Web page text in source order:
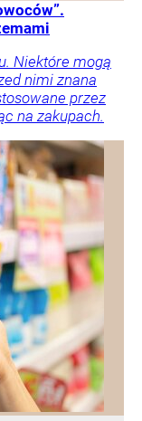
Niektóre mogą
nimi znana
przez
na zakupach.